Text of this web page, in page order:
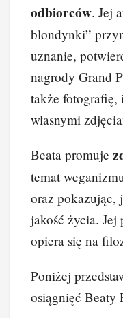
odbiorców. Jej
blondynki”
uznanie,
nagrody Grand
także fotografię,
własnymi
Beata promuje
temat
oraz pokazując,
jakość życia.
opiera się na
Poniżej
osiągnięć Beaty